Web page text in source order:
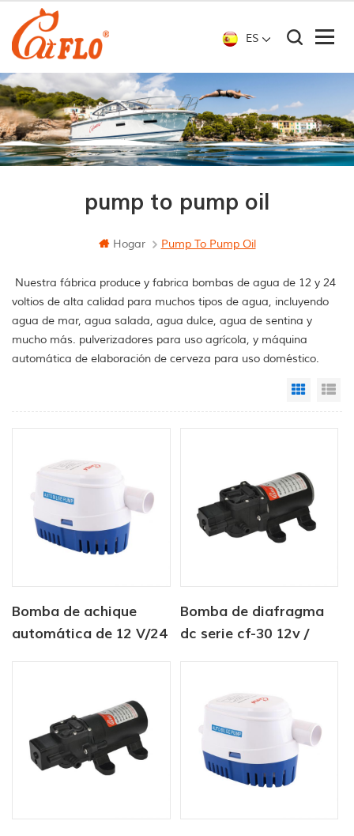
ES
pump to pump oil
Hogar Pump To Pump Oil
Nuestra fábrica produce y fabrica bombas de agua de 12 y 24
voltios de alta calidad para muchos tipos de agua, incluyendo
agua de mar, agua salada, agua dulce, agua de sentina y
mucho más. pulverizadores para uso agrícola, y máquina
automática de elaboración de cerveza para uso doméstico.
Grid
Bomba de achique
automática de 12 V/24
Bomba de diafragma
dc serie cf-30 12v /
100psi